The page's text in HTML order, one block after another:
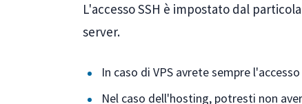
L'accesso SSH è impostato dal
server.
In caso di VPS avrete sempre l'accesso
Nel caso dell'hosting, potresti non